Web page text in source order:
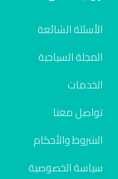
الأسئلة الشائعة
المجلة السياحية
الخدمات
تواصل معنا
الشروط والأحكام
سياسة الخصوصية